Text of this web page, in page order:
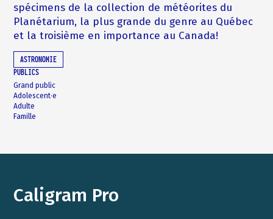
spécimens de la collection de météorites du
Planétarium, la plus grande du genre au Québec
et la troisième en importance au Canada!
ASTRONOMIE
PUBLICS
Grand public
Adolescent·e
Adulte
Famille
Caligram Pro